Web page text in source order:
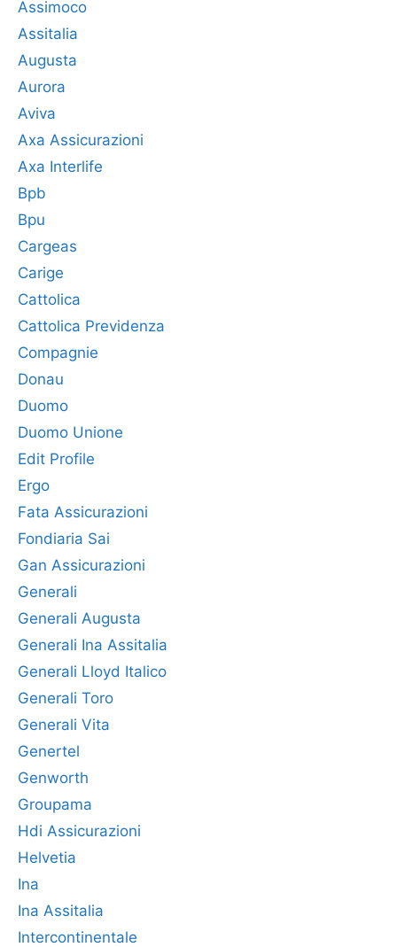
Assimoco
Assitalia
Augusta
Aurora
Aviva
Axa Assicurazioni
Axa Interlife
Bpb
Bpu
Cargeas
Carige
Cattolica
Cattolica Previdenza
Compagnie
Donau
Duomo
Duomo Unione
Edit Profile
Ergo
Fata Assicurazioni
Fondiaria Sai
Gan Assicurazioni
Generali
Generali Augusta
Generali Ina Assitalia
Generali Lloyd Italico
Generali Toro
Generali Vita
Genertel
Genworth
Groupama
Hdi Assicurazioni
Helvetia
Ina
Ina Assitalia
Intercontinentale